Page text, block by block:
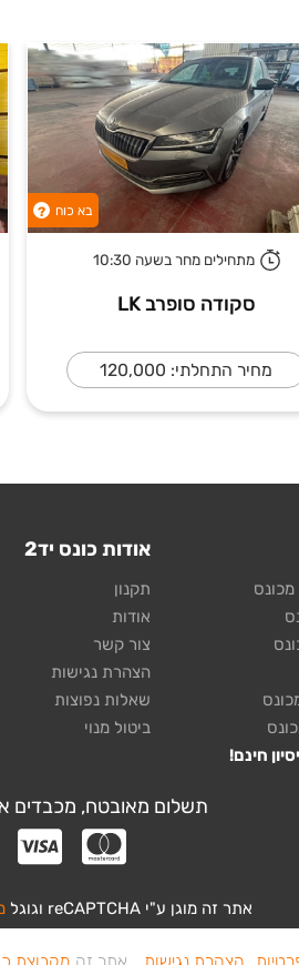
בא כוח ?
מתחילים מחר בשעה 10:30
סקודה סופרב LK
מחיר התחלתי: 120,000
אודות כונס יד2
תקנון
אודות
צור קשר
הצהרת נגישות
שאלות נפוצות
ביטול מנוי
תשלום מאובטח, מכבדים
אתר זה מוגן ע"י reCAPTCHA וגוגל